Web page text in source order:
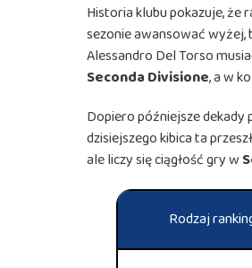
Historia klubu pokazuje, że
sezonie awansować wyżej,
Alessandro Del Torso
Seconda Divisione, a w
Dopiero późniejsze
dzisiejszego kibica ta
ale liczy się ciągłość gry w
Rodzaj